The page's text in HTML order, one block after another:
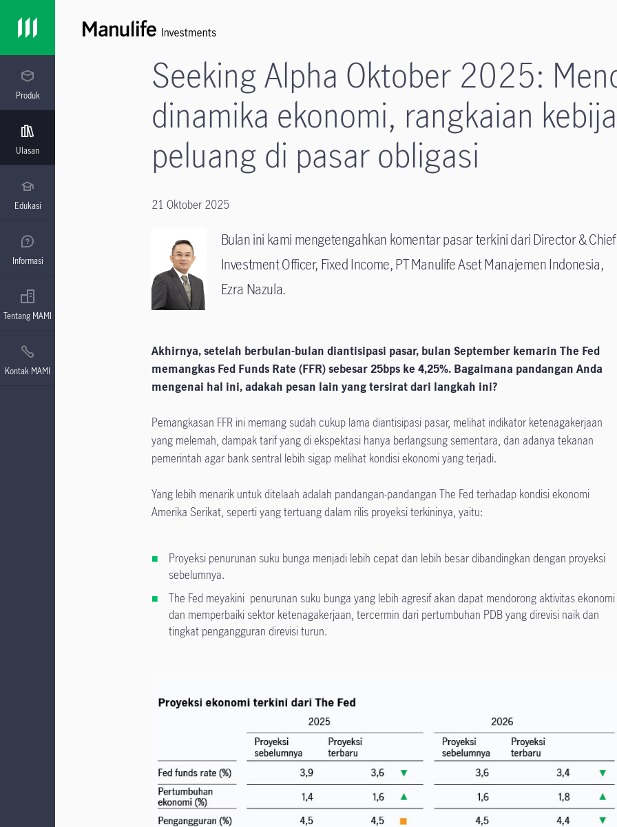
Produk
Ulasan
Edukasi
Informasi
Tentang MAMI
Kontak MAMI
Seeking Alpha Oktober 2025:
dinamika ekonomi, rangkaian
peluang di pasar obligasi
21 Oktober 2025
Bulan ini kami mengetengahkan komentar pasar terkini dari Director & Chief
Investment Officer, Fixed Income, PT Manulife Aset Manajemen Indonesia,
Ezra Nazula.
Akhirnya, setelah berbulan-bulan diantisipasi pasar, bulan September kemarin The Fed
memangkas Fed Funds Rate (FFR) sebesar 25bps ke 4,25%. Bagaimana pandangan Anda
mengenai hal ini, adakah pesan lain yang tersirat dari langkah ini?
Pemangkasan FFR ini memang sudah cukup lama diantisipasi pasar, melihat indikator ketenagakerjaan
yang melemah, dampak tarif yang di ekspektasi hanya berlangsung sementara, dan adanya tekanan
pemerintah agar bank sentral lebih sigap melihat kondisi ekonomi yang terjadi.
Yang lebih menarik untuk ditelaah adalah pandangan-pandangan The Fed terhadap kondisi ekonomi
Amerika Serikat, seperti yang tertuang dalam rilis proyeksi terkininya, yaitu:
Proyeksi penurunan suku bunga menjadi lebih cepat dan lebih besar dibandingkan dengan proyeksi
sebelumnya.
The Fed meyakini penurunan suku bunga yang lebih agresif akan dapat mendorong aktivitas ekonomi
dan memperbaiki sektor ketenagakerjaan, tercermin dari pertumbuhan PDB yang direvisi naik dan
tingkat pengangguran direvisi turun.